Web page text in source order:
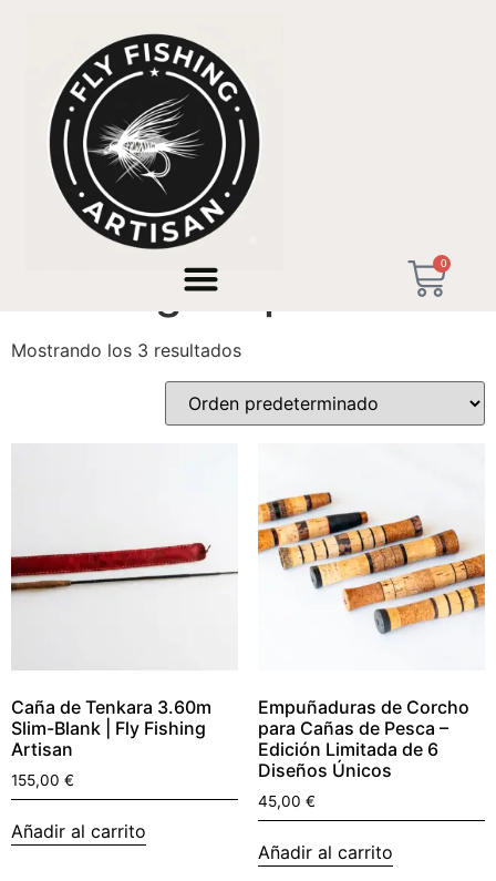
0
/ Productos etiquetados “Caña ligera pesca”
Caña ligera pesca
Mostrando los 3 resultados
Caña de Tenkara 3.60m
Slim-Blank | Fly Fishing
Artisan
155,00 €
Añadir al carrito
Empuñaduras de Corcho
para Cañas de Pesca –
Edición Limitada de 6
Diseños Únicos
45,00 €
Añadir al carrito